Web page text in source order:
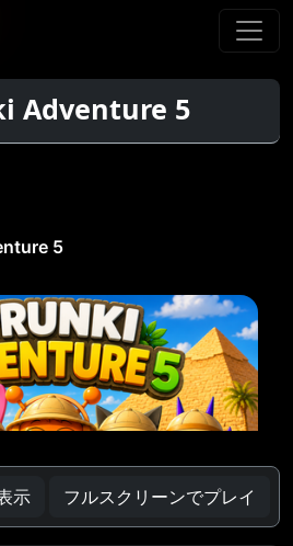
Adventure 5
示 フルスクリーンでプレイ